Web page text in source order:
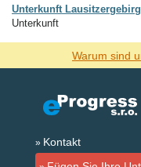
Unterkunft
Unterkunft
Warum sind
Kontakt